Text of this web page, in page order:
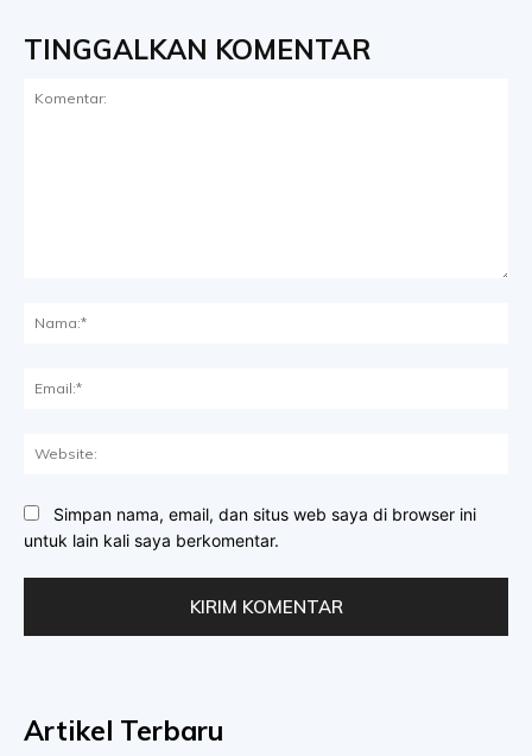
TINGGALKAN KOMENTAR
Simpan nama, email, dan situs web saya di browser ini
untuk lain kali saya berkomentar.
Artikel Terbaru